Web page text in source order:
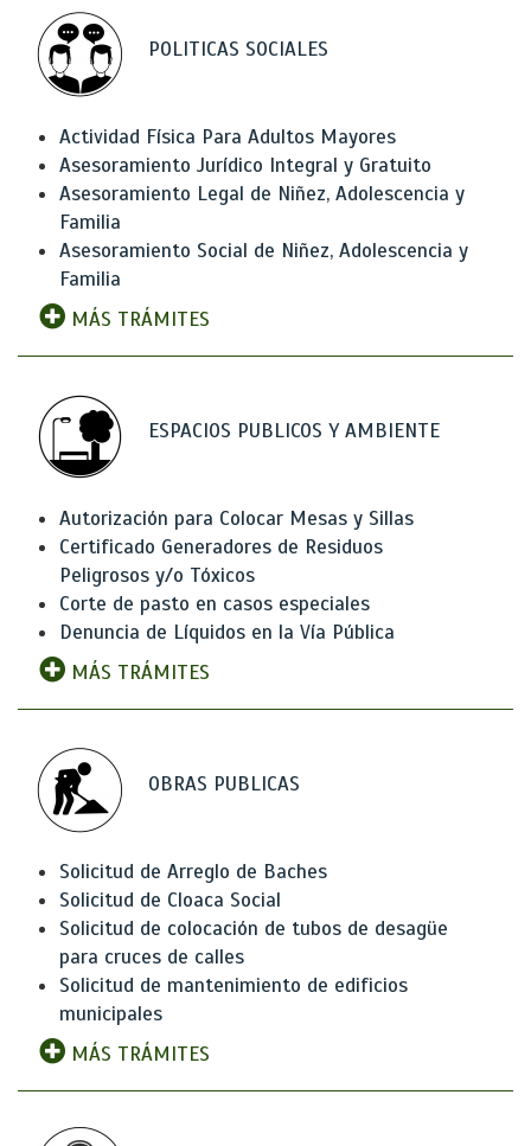
POLITICAS SOCIALES
Actividad Física Para Adultos Mayores
Asesoramiento Jurídico Integral y Gratuito
Asesoramiento Legal de Niñez, Adolescencia y
Familia
Asesoramiento Social de Niñez, Adolescencia y
Familia
MÁS TRÁMITES
ESPACIOS PUBLICOS Y AMBIENTE
Autorización para Colocar Mesas y Sillas
Certificado Generadores de Residuos
Peligrosos y/o Tóxicos
Corte de pasto en casos especiales
Denuncia de Líquidos en la Vía Pública
MÁS TRÁMITES
OBRAS PUBLICAS
Solicitud de Arreglo de Baches
Solicitud de Cloaca Social
Solicitud de colocación de tubos de desagüe
para cruces de calles
Solicitud de mantenimiento de edificios
municipales
MÁS TRÁMITES